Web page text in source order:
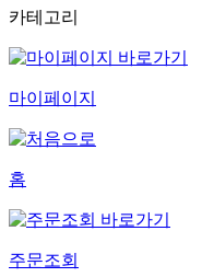
카테고리
마이페이지
홈
주문조회